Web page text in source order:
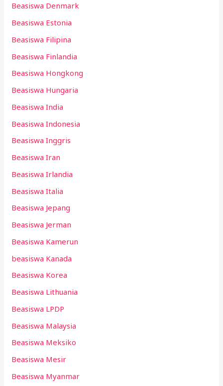
Beasiswa Denmark
Beasiswa Estonia
Beasiswa Filipina
Beasiswa Finlandia
Beasiswa Hongkong
Beasiswa Hungaria
Beasiswa India
Beasiswa Indonesia
Beasiswa Inggris
Beasiswa Iran
Beasiswa Irlandia
Beasiswa Italia
Beasiswa Jepang
Beasiswa Jerman
Beasiswa Kamerun
beasiswa Kanada
Beasiswa Korea
Beasiswa Lithuania
Beasiswa LPDP
Beasiswa Malaysia
Beasiswa Meksiko
Beasiswa Mesir
Beasiswa Myanmar